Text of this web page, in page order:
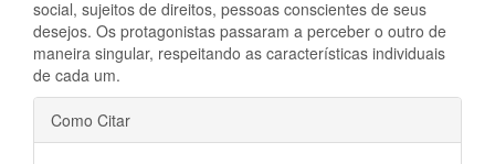
social, sujeitos de direitos, pessoas conscientes de seus
desejos. Os protagonistas passaram a perceber o outro de
maneira singular, respeitando as características individuais
de cada um.
Detalhes
Como Citar